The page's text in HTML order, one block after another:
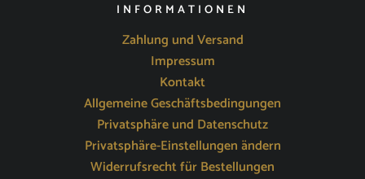
INFORMATIONEN
Zahlung und Versand
Impressum
Kontakt
Allgemeine Geschäftsbedingungen
Privatsphäre und Datenschutz
Privatsphäre-Einstellungen ändern
Widerrufsrecht für Bestellungen